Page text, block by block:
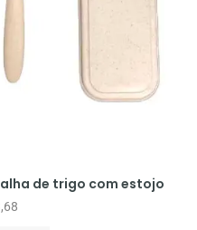
de trigo com estojo